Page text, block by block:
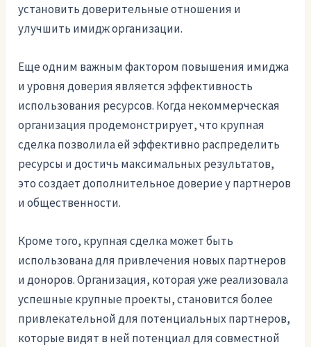
установить доверительные отношения и
улучшить имидж организации.
Еще одним важным фактором повышения имиджа
и уровня доверия является эффективность
использования ресурсов. Когда некоммерческая
организация продемонстрирует, что крупная
сделка позволила ей эффективно распределить
ресурсы и достичь максимальных результатов,
это создает дополнительное доверие у партнеров
и общественности.
Кроме того, крупная сделка может быть
использована для привлечения новых партнеров
и доноров. Организация, которая уже реализовала
успешные крупные проекты, становится более
привлекательной для потенциальных партнеров,
которые видят в ней потенциал для совместной